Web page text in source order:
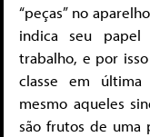
“peças” no
indica seu
trabalho, e por
classe em última
mesmo aqueles
são frutos de uma